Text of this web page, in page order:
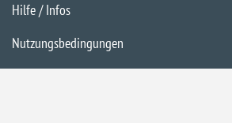
Hilfe / Infos
Nutzungsbedingungen